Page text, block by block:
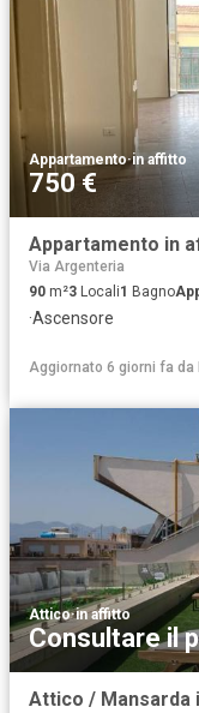
Appartamento·in affitto
750 €
Appartamento in
Via Argenteria
90 m²3 Locali1 Bagno
·Ascensore
Aggiornato 6 giorni fa da
Attico·in affitto
Consultare il
Attico / Mansarda